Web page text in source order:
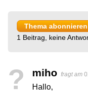
Thema abonnieren
1 Beitrag, keine
? miho fragt am
Hallo,